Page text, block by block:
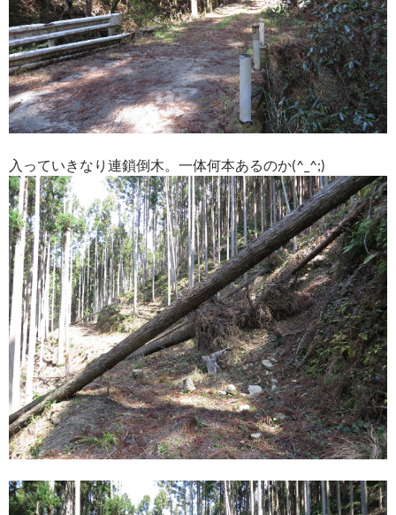
入っていきなり連鎖倒木。一体何本あるのか(^_^;)